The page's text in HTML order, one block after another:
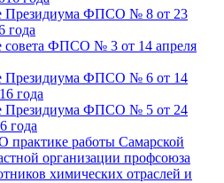
Президиума ФПСО № 8 от 23
года
совета ФПСО № 3 от 14 апреля
Президиума ФПСО № 6 от 14
года
Президиума ФПСО № 5 от 24
года
практике работы Самарской
организации профсоюза
химических отраслей и